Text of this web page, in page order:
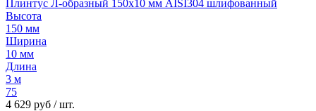
Плинтус Л-образный 150х10 мм AISI304 шлифованный
Высота
150 мм
Ширина
10 мм
Длина
3 м
75
4 629 руб / шт.